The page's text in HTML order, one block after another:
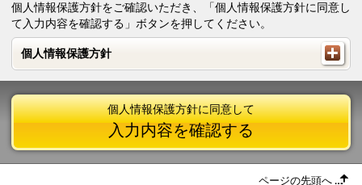
個人情報保護方針をご確認いただき、「個人情報保護方針に同意し
て入力内容を確認する」ボタンを押してください。
個人情報保護方針
個人情報保護方針
個人情報保護方針に同意して
入力内容を確認する
ページの先頭へ